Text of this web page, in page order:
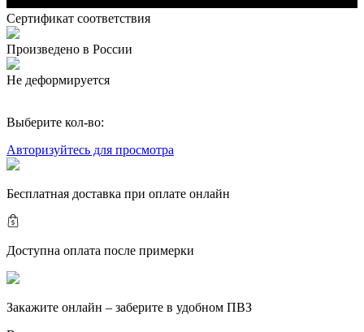
Сертификат соответствия
Произведено в России
Не деформируется
Выберите кол-во:
Авторизуйтесь для просмотра
Бесплатная доставка при оплате онлайн
Доступна оплата после примерки
Закажите онлайн – заберите в удобном ПВЗ